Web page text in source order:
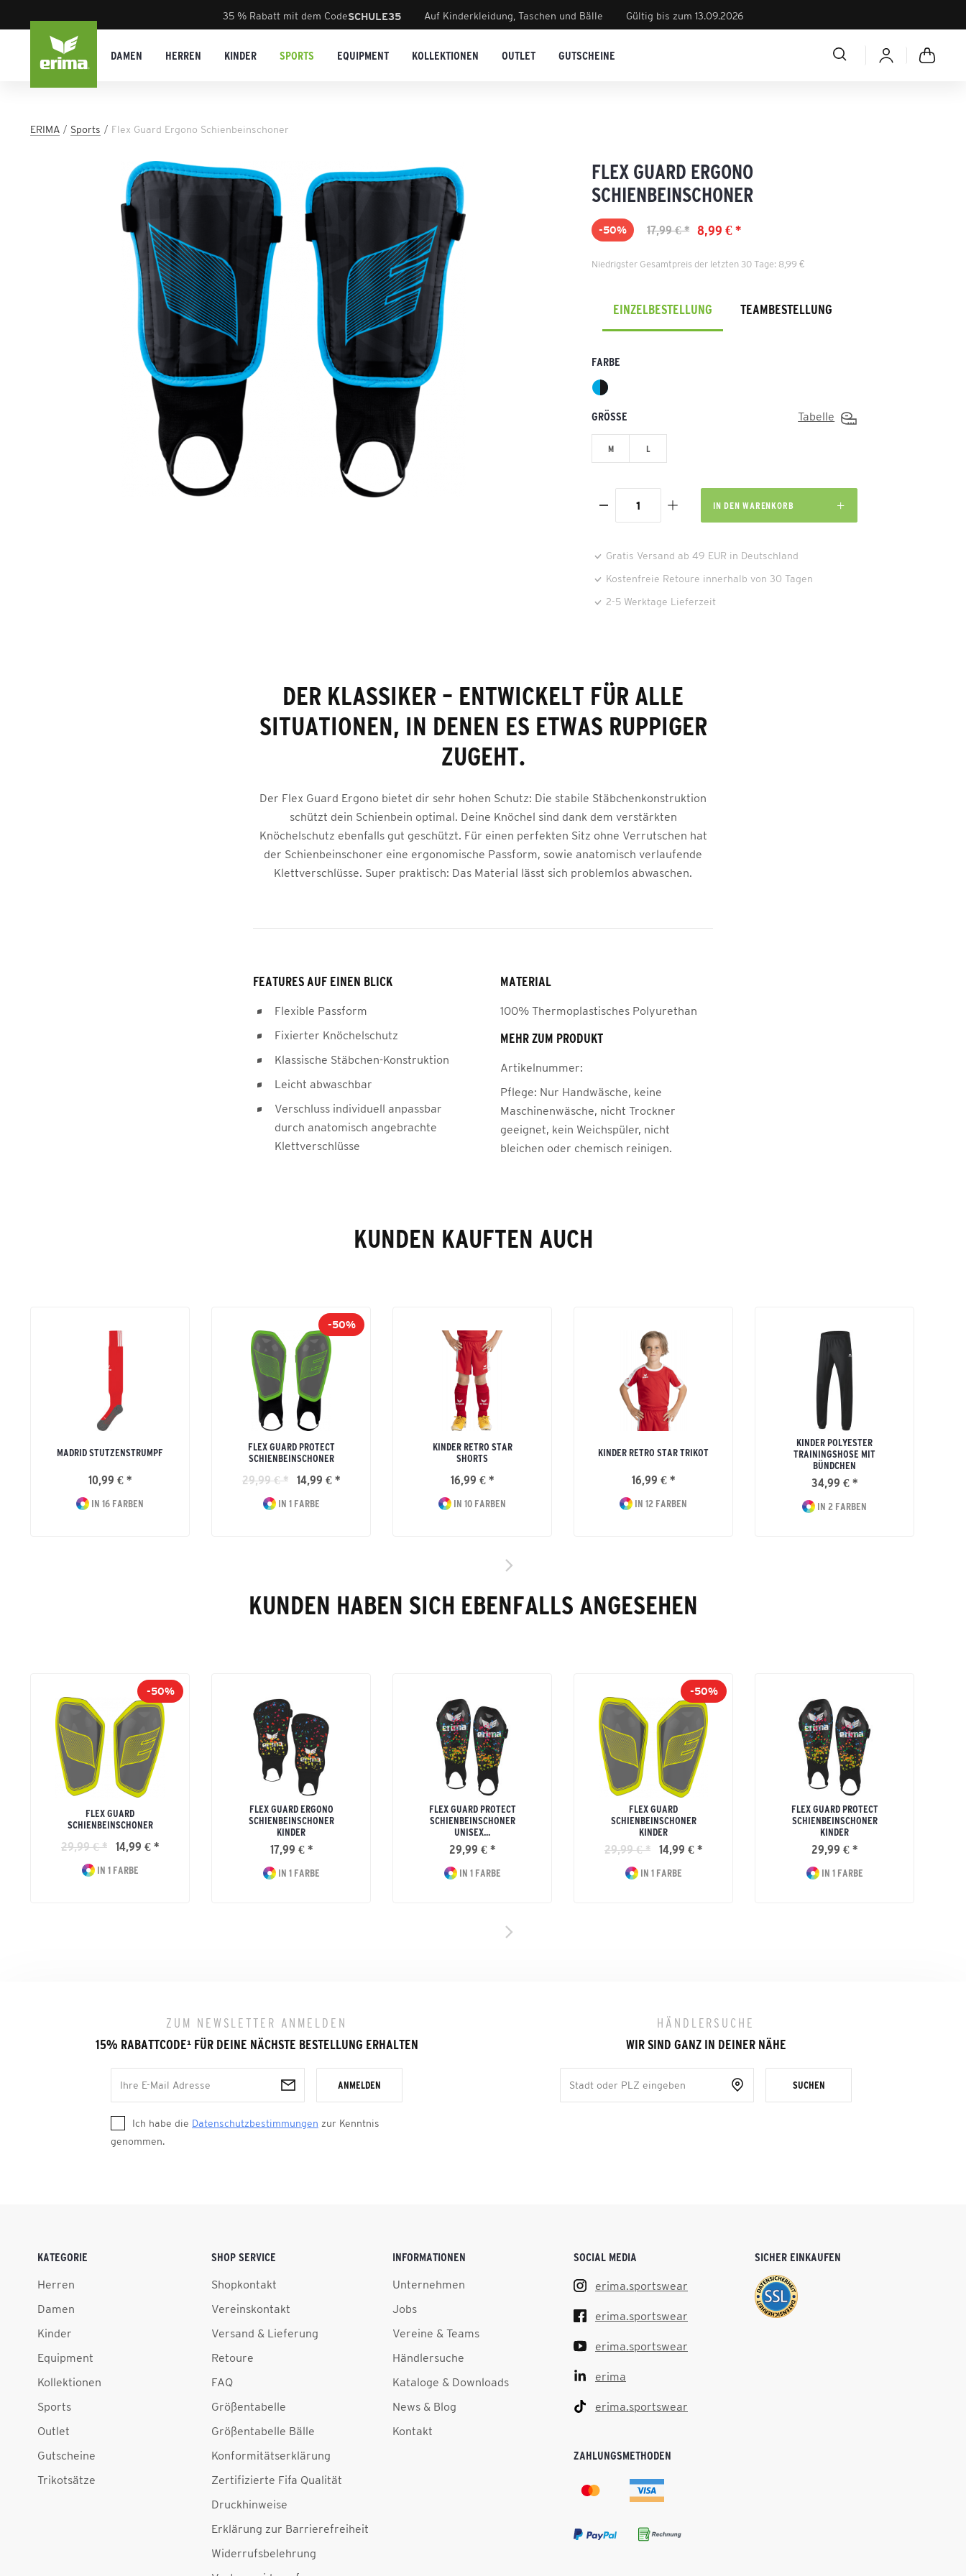
35 % Rabatt mit dem CodeSCHULE35 Auf Kinderkleidung, Taschen und Bälle Gültig bis zum 13.09.2026
DAMEN HERREN KINDER SPORTS EQUIPMENT KOLLEKTIONEN OUTLET GUTSCHEINE
ERIMA Sports Flex Guard Ergono Schienbeinschoner
FLEX GUARD ERGONO
SCHIENBEINSCHONER
8,99 € *
17,99 € *
-50%
Niedrigster Gesamtpreis der letzten 30 Tage: 8,99 €
EINZELBESTELLUNG TEAMBESTELLUNG
FARBE
GRÖSSE Tabelle
M L
IN DEN WARENKORB
Gratis Versand ab 49 EUR in Deutschland
Kostenfreie Retoure innerhalb von 30 Tagen
2-5 Werktage Lieferzeit
DER KLASSIKER – ENTWICKELT FÜR ALLE
SITUATIONEN, IN DENEN ES ETWAS RUPPIGER
ZUGEHT.
Der Flex Guard Ergono bietet dir sehr hohen Schutz: Die stabile Stäbchenkonstruktion
schützt dein Schienbein optimal. Deine Knöchel sind dank dem verstärkten
Knöchelschutz ebenfalls gut geschützt. Für einen perfekten Sitz ohne Verrutschen hat
der Schienbeinschoner eine ergonomische Passform, sowie anatomisch verlaufende
Klettverschlüsse. Super praktisch: Das Material lässt sich problemlos abwaschen.
FEATURES AUF EINEN BLICK
Flexible Passform
Fixierter Knöchelschutz
Klassische Stäbchen-Konstruktion
Leicht abwaschbar
Verschluss individuell anpassbar
durch anatomisch angebrachte
Klettverschlüsse
MATERIAL
100% Thermoplastisches Polyurethan
MEHR ZUM PRODUKT
Artikelnummer:
Pflege: Nur Handwäsche, keine
Maschinenwäsche, nicht Trockner
geeignet, kein Weichspüler, nicht
bleichen oder chemisch reinigen.
KUNDEN KAUFTEN AUCH
MADRID STUTZENSTRUMPF
10,99 € *
IN 16 FARBEN
-50%
FLEX GUARD PROTECT
SCHIENBEINSCHONER
29,99 € * 14,99 € *
IN 1 FARBE
KINDER RETRO STAR
SHORTS
16,99 € *
IN 10 FARBEN
KINDER RETRO STAR TRIKOT
16,99 € *
IN 12 FARBEN
KINDER POLYESTER
TRAININGSHOSE MIT
BÜNDCHEN
34,99 € *
IN 2 FARBEN
KUNDEN HABEN SICH EBENFALLS ANGESEHEN
-50%
FLEX GUARD
SCHIENBEINSCHONER
29,99 € * 14,99 € *
IN 1 FARBE
FLEX GUARD ERGONO
SCHIENBEINSCHONER
KINDER
17,99 € *
IN 1 FARBE
FLEX GUARD PROTECT
SCHIENBEINSCHONER
UNISEX...
29,99 € *
IN 1 FARBE
-50%
FLEX GUARD
SCHIENBEINSCHONER
KINDER
29,99 € * 14,99 € *
IN 1 FARBE
FLEX GUARD PROTECT
SCHIENBEINSCHONER
KINDER
29,99 € *
IN 1 FARBE
ZUM NEWSLETTER ANMELDEN
15% RABATTCODE¹FÜR DEINE NÄCHSTE BESTELLUNG ERHALTEN
ANMELDEN
Ich habe die Datenschutzbestimmungen zur Kenntnis
genommen.
HÄNDLERSUCHE
WIR SIND GANZ IN DEINER NÄHE
SUCHEN
KATEGORIE
Herren
Damen
Kinder
Equipment
Kollektionen
Sports
Outlet
Gutscheine
Trikotsätze
SHOP SERVICE
Shopkontakt
Vereinskontakt
Versand & Lieferung
Retoure
FAQ
Größentabelle
Größentabelle Bälle
Konformitätserklärung
Zertifizierte Fifa Qualität
Druckhinweise
Erklärung zur Barrierefreiheit
Widerrufsbelehrung
INFORMATIONEN
Unternehmen
Jobs
Vereine & Teams
Händlersuche
Kataloge & Downloads
News & Blog
Kontakt
SOCIAL MEDIA
erima.sportswear
erima.sportswear
erima.sportswear
erima
erima.sportswear
ZAHLUNGSMETHODEN
SICHER EINKAUFEN